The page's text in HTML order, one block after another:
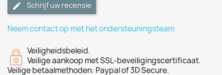
Schrijf uw recensie
Neem contact op met het ondersteuningsteam
Veiligheidsbeleid.
Veilige aankoop met SSL-beveiligingscertificaat.
Veilige betaalmethoden: Paypal of 3D Secure.